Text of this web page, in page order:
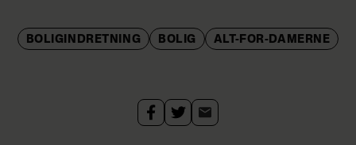
BOLIGINDRETNING BOLIG ALT-FOR-DAMERNE